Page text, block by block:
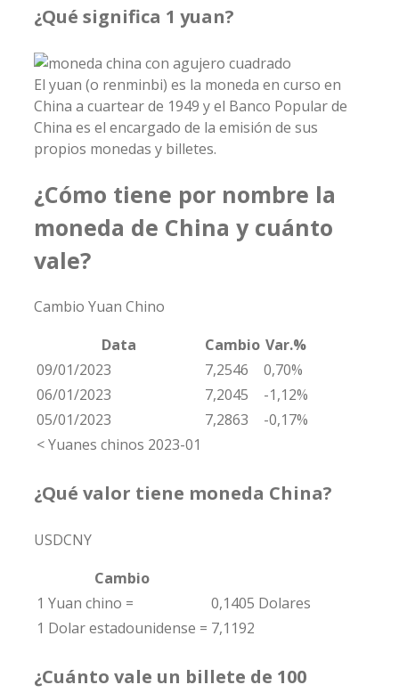
¿Qué significa 1 yuan?
El yuan (o renminbi) es la moneda en curso en
China a cuartear de 1949 y el Banco Popular de
China es el encargado de la emisión de sus
propios monedas y billetes.
¿Cómo tiene por nombre la
moneda de China y cuánto
vale?
Cambio Yuan Chino
Data
Cambio Var.%
09/01/2023
7,2546
0,70%
06/01/2023
7,2045
-1,12%
05/01/2023
7,2863
-0,17%
< Yuanes chinos 2023-01
¿Qué valor tiene moneda China?
USDCNY
Cambio
1 Yuan chino =
0,1405 Dolares
1 Dolar estadounidense = 7,1192
¿Cuánto vale un billete de 100